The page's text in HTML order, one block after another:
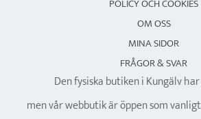
POLICY OCH COOKIES
OM OSS
MINA SIDOR
FRÅGOR & SVAR
Den fysiska butiken i Kungälv har
men vår webbutik är öppen som